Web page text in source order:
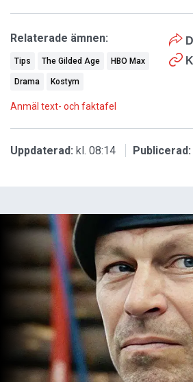
Relaterade ämnen:
Tips The Gilded Age HBO Max
Drama Kostym
Anmäl text- och faktafel
Uppdaterad: kl. 08:14 Publicerad: